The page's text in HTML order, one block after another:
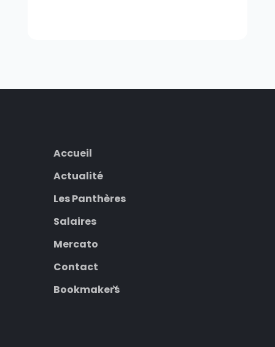
Accueil
Actualité
Les Panthères
Salaires
Mercato
Contact
Bookmakers